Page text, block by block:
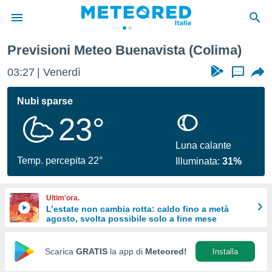
di
per
le
di
Web
Previsioni Meteo Buenavista (Colima)
03:27 Venerdì ...
Nubi sparse
23°
Temp. percepita 22°
Luna calante
Illuminata:31%
Ultim'ora.
L’estate non cambia rotta: caldo fino a metà
agosto, svolta possibile solo a fine mese
Scarica GRATIS la app di Meteored! Installa